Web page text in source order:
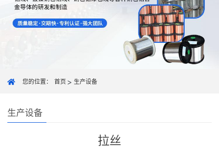
您的位置： 首页 生产设备
生产设备
拉丝